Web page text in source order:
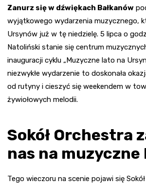
Zanurz się w dźwiękach Bałkanów
wyjątkowego wydarzenia muzycznego,
Ursynów już w tę niedzielę. 5 lipca o
Natoliński stanie się centrum
inauguracji cyklu „Muzyczne lato na
niezwykłe wydarzenie to doskonała
od rutyny i cieszyć się weekendem w
żywiołowych melodii.
Sokół Orchestra
nas na muzyczne
Tego wieczoru na scenie pojawi się